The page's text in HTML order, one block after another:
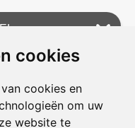
cookies
cookies en
om uw
website te